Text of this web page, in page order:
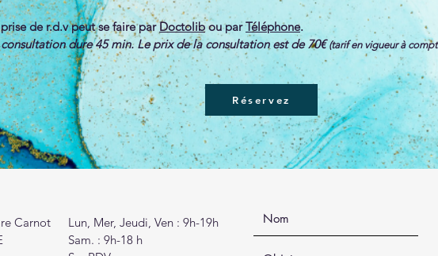
de r.d.v peut se faire parDoctolibou parTéléphone.
dure 45 min. Le prix de la consultation est de 70€(tarif en vigueur à
Réservez
Carnot
Lun, Mer, Jeudi, Ven : 9h-19h
Sam. : 9h-18 h